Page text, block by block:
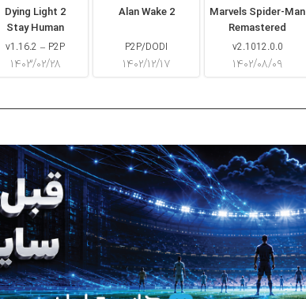
Dying Light 2
Stay Human
v1.16.2 – P2P
۱۴۰۳/۰۲/۲۸
Alan Wake 2
P2P/DODI
۱۴۰۲/۱۲/۱۷
Marvels Spider-Man
Remastered
v2.1012.0.0
۱۴۰۲/۰۸/۰۹